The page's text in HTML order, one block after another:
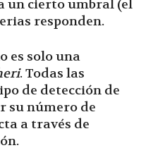
un cierto umbral (el
responden.
es solo una
. Todas las
de detección de
su número de
a través de